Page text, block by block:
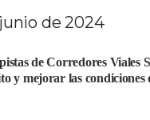
de 2024
de Corredores Viales
y mejorar las condiciones